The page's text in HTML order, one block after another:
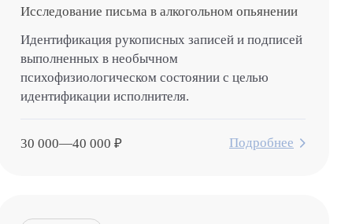
Исследование письма в алкогольном опьянении
Идентификация рукописных записей и подписей
выполненных в необычном
психофизиологическом состоянии с целью
идентификации исполнителя.
30 000—40 000 ₽ Подробнее